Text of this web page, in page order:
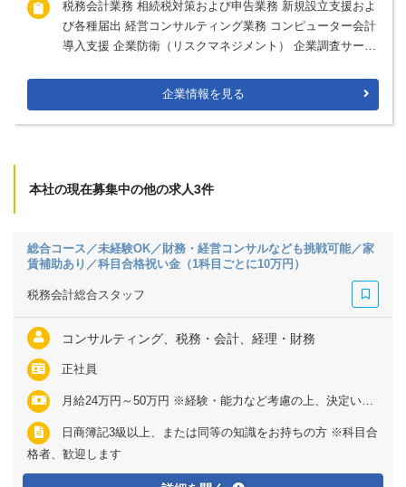
税務会計業務 相続税対策および申告業務 新規設立支援およ
び各種届出 経営コンサルティング業務 コンピューター会計
導入支援 企業防衛（リスクマネジメント） 企業調査サービ
企業情報を見る
本社の現在募集中の他の求人3件
総合コース／未経験OK／財務・経営コンサルなども挑戦可能／家
賃補助あり／科目合格祝い金（1科目ごとに10万円）
税務会計総合スタッフ
コンサルティング、税務・会計、経理・財務
正社員
月給24万円～50万円 ※経験・能力など考慮の上、決定いたします ※残業代は全額支給
日商簿記3級以上、または同等の知識をお持ちの方 ※科目合
格者、歓迎します